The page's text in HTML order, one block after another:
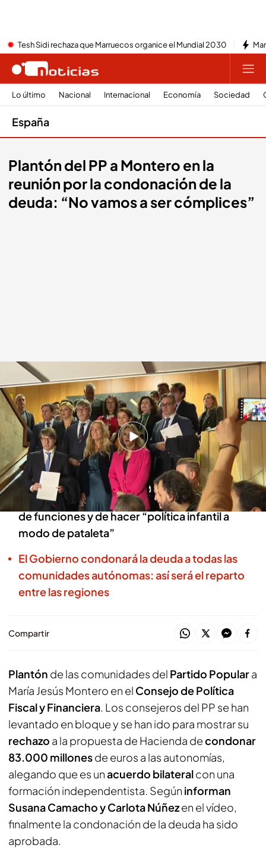
Tesh Sidi rechaza que Marruecos organice el Mundial 2030
Lo último Nacional Internacional Economía Sociedad
España
Plantón del PP a Montero en la
reunión por la condonación de la
deuda: “No vamos a ser cómplices”
Los consejeros del PP han dado plantón a la ministra de Hacienda
Redacción digital Noticias Cuatro Europa Press
26 FEB 2025 - 20:45h.
Finalmente, la condonación de 83.252
millones de deuda autonómica se ha aprobado
pese al plantón del Partido Popular
María Jesús Montero acusa al PP de dejación
de funciones y de hacer “política infantil a
modo de pataleta”
El Gobierno condonará la deuda a todas las
comunidades autónomas: así será el reparto
entre las regiones
Compartir
Plantón de las comunidades del Partido Populara
María Jesús Montero en el Consejo de Política
Fiscal y Financiera. Los consejeros del PP se han
levantado en bloque y se han ido para mostrar su
rechazo a la propuesta de Hacienda decondonar
83.000 millonesde euros a las autonomías,
alegando que es unacuerdo bilateralcon una
formación independentista. Según informan
Susana Camacho y Carlota Núñezen el vídeo,
finalmente la condonación de la deuda ha sido
aprobada.